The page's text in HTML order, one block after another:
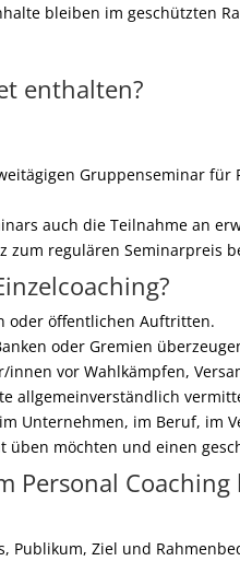
bleiben im geschützten
enthalten?
Gruppenseminar
auch die Teilnahme an
zum regulären Seminarpreis
oder öffentlichen Auftritten.
oder Gremien
vor Wahlkämpfen,
allgemeinverständlich
Unternehmen, im Beruf, im
möchten und einen
Personal Coaching
Publikum, Ziel und